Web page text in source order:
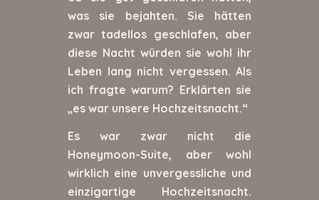
was sie bejahten. Sie hätten
zwar tadellos geschlafen, aber
diese Nacht würden sie wohl ihr
Leben lang nicht vergessen. Als
ich fragte warum? Erklärten sie
„es war unsere Hochzeitsnacht.“
Es war zwar nicht die
Honeymoon-Suite, aber wohl
wirklich eine unvergessliche und
einzigartige Hochzeitsnacht.